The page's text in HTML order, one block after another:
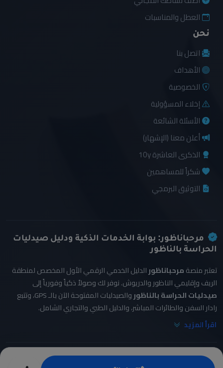
العطل والمناسبات
نحن
اتصل بنا
الأهداف
الخصوصية
إخلاء المسؤولية
الأسئلة الشائعة
أعلن معنا (الإشهار)
الذكرى العاشرة 10y
شكراً للمساهمين
التوثيق البرمجي
مرحباناظور: بوابة الخدمات الذكية ودليل صيدليات
الحراسة بالناظور
تعتبر منصةمرحباناظور الدليل الخدمي الرقمي الأول المخصص لمنطقة
الريف وإقليمي الناظور والدريوش. نوفر لك وصولاً ذكياً وفورياً إلى
صيدليات الحراسة بالناظور
والصيدليات المفتوحة الآن بالـ GPS، وتتبع
رادار السفن والطائرات المباشر، والدليل الطبي والتجاري الشامل.
اقرأ المزيد